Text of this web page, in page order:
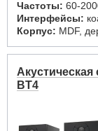
Частоты: 60-
Интерфейсы:
Корпус: MDF,
BT4